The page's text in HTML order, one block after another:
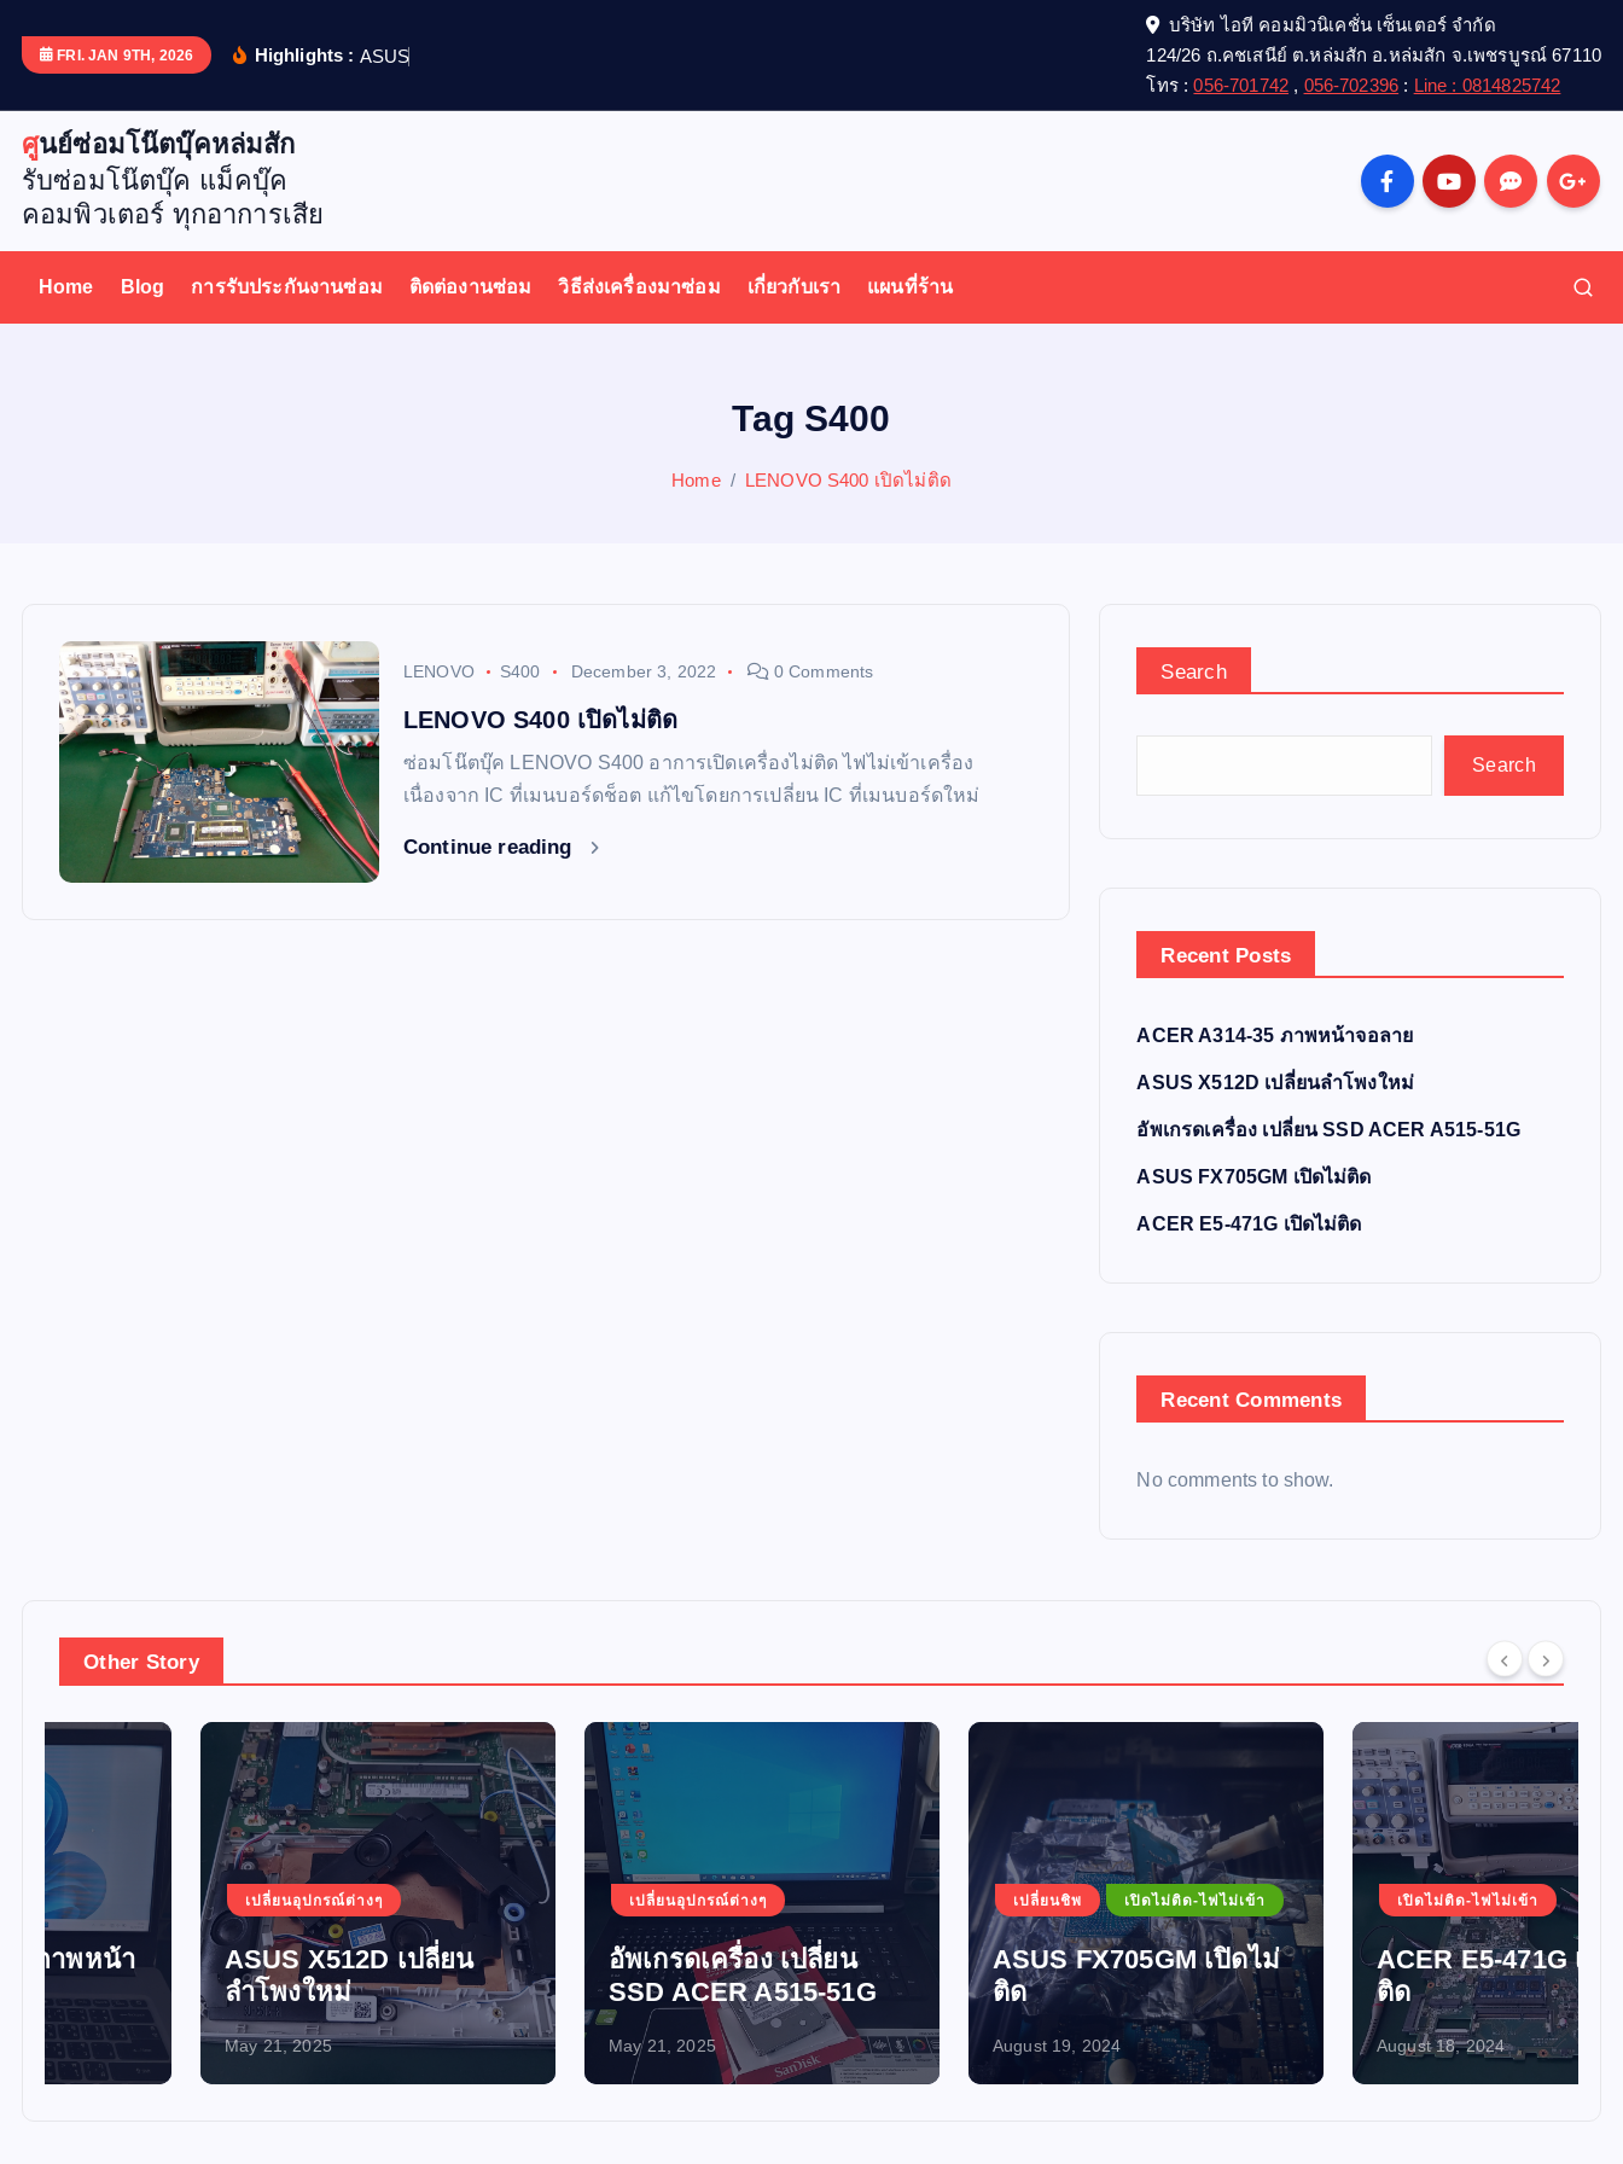
p
FRI. JAN 9TH, 2026 Highlights : ASUS
บริษัท ไอที คอมมิวนิเคชั่น เซ็นเตอร์ จำกัด
124/26 ถ.คชเสนีย์ ต.หล่มสัก อ.หล่มสัก จ.เพชรบูรณ์ 67110
โทร :056-701742 , 056-702396 : Line : 0814825742
ศูนย์ซ่อมโน๊ตบุ๊คหล่มสัก
รับซ่อมโน๊ตบุ๊ค แม็คบุ๊ค
คอมพิวเตอร์ ทุกอาการเสีย
Home Blog การรับประกันงานซ่อม ติดต่องานซ่อม วิธีส่งเครื่องมาซ่อม เกี่ยวกับเรา แผนที่ร้าน
Tag S400
Home LENOVO S400 เปิดไม่ติด
LENOVO S400 December 3, 2022 0 Comments
LENOVO S400 เปิดไม่ติด
ซ่อมโน๊ตบุ๊ค LENOVO S400 อาการเปิดเครื่องไม่ติด ไฟไม่เข้าเครื่อง
เนื่องจาก IC ที่เมนบอร์ดช็อต แก้ไขโดยการเปลี่ยน IC ที่เมนบอร์ดใหม่
Continue reading
Search
Search
Recent Posts
ACER A314-35 ภาพหน้าจอลาย
ASUS X512D เปลี่ยนลำโพงใหม่
อัพเกรดเครื่อง เปลี่ยน SSD ACER A515-51G
ASUS FX705GM เปิดไม่ติด
ACER E5-471G เปิดไม่ติด
Recent Comments
No comments to show.
Other Story
เปลี่ยนอุปกรณ์ต่างๆ
ASUS X512D เปลี่ยน
ลำโพงใหม่
May 21, 2025
เปลี่ยนอุปกรณ์ต่างๆ
อัพเกรดเครื่อง เปลี่ยน
SSD ACER A515-51G
May 21, 2025
เปิดไม่ติด-ไฟไม่เข้า
ASUS FX705GM เปิดไม่
ติด
August 19, 2024
เปิดไม่ติด-ไฟไม่เข้า
ACER E5-471G เปิดไม่
ติด
August 18, 2024